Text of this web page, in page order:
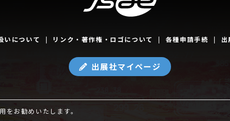
いについて リンク・著作権・ロゴについて 各種申請手続
出展社マイページ
お勧めいたします。